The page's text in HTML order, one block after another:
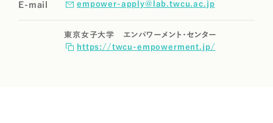
E-mail empower-apply@lab.twcu.ac.jp
東京女子大学 エンパワーメント・センター
https://twcu-empowerment.jp/